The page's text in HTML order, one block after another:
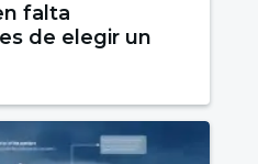
falta
de elegir un